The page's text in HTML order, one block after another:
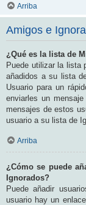
Arriba
Amigos e
¿Qué es la lista de
Puede utilizar la lista
añadidos a su lista
Usuario para un
enviarles un
mensajes de estos
usuario a su lista de
Arriba
¿Cómo se puede
Ignorados?
Puede añadir
usuario hay un